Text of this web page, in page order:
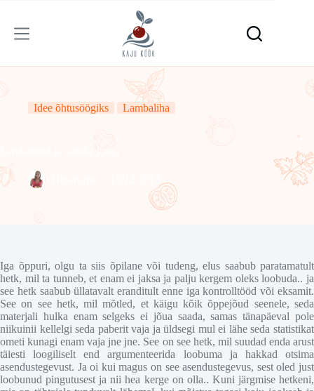
content
Idee õhtusöögiks Lambaliha
Lambaribid ja natuke jonni
Iga õppuri, olgu ta siis õpilane või tudeng, elus saabub paratamatult
hetk, mil ta tunneb, et enam ei jaksa ja palju kergem oleks loobuda.. ja
see hetk saabub üllatavalt eranditult enne iga kontrolltööd või eksamit.
See on see hetk, mil mõtled, et käigu kõik õppejõud seenele, seda
materjali hulka enam selgeks ei jõua saada, samas tänapäeval pole
niikuinii kellelgi seda paberit vaja ja üldsegi mul ei lähe seda statistikat
ometi kunagi enam vaja jne jne. See on see hetk, mil suudad enda arust
täiesti loogiliselt end argumenteerida loobuma ja hakkad otsima
asendustegevust. Ja oi kui magus on see asendustegevus, sest oled just
loobunud pingutusest ja nii hea kerge on olla.. Kuni järgmise hetkeni,